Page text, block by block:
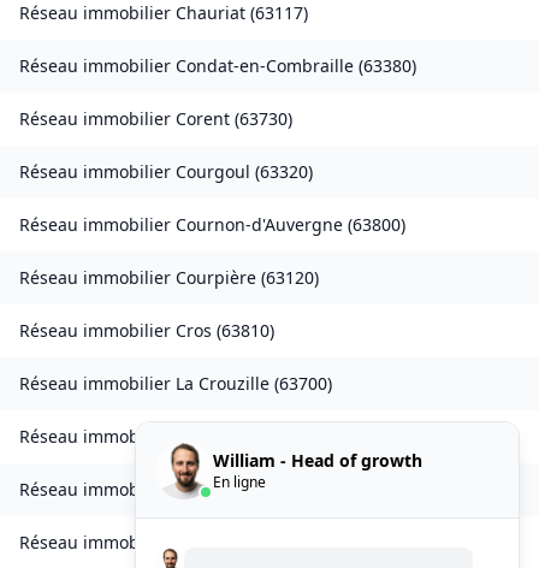
Réseau immobilier Chauriat (63117)
Réseau immobilier Condat-en-Combraille (63380)
Réseau immobilier Corent (63730)
Réseau immobilier Courgoul (63320)
Réseau immobilier Cournon-d'Auvergne (63800)
Réseau immobilier Courpière (63120)
Réseau immobilier Cros (63810)
Réseau immobilier La Crouzille (63700)
Réseau immobilier
Réseau immobilierDurmignat(
Réseau immobilier
William - Head of growth
En ligne